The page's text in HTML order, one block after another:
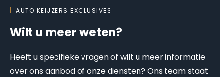
AUTO KEIJZERS EXCLUSIVES
Wilt u meer weten?
Heeft u specifieke vragen of wilt u meer informatie
over ons aanbod of onze diensten? Ons team staat